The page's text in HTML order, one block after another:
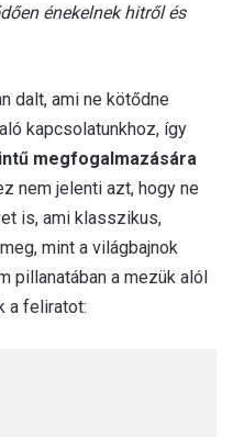
énekelnek hitről és
dalt, ami ne kötődne
kapcsolatunkhoz, így
megfogalmazására
nem jelenti azt, hogy ne
is, ami klasszikus,
mint a világbajnok
pillanatában a mezük alól
a feliratot: